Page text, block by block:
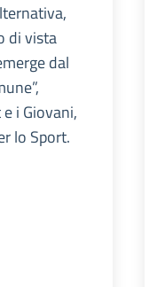
di vista
dal
i Giovani,
lo Sport.